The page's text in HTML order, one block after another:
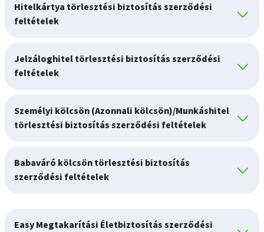
Hitelkártya törlesztési biztosítás szerződési
feltételek
Jelzáloghitel törlesztési biztosítás szerződési
feltételek
Személyi kölcsön (Azonnali kölcsön)/Munkáshitel
törlesztési biztosítás szerződési feltételek
Babaváró kölcsön törlesztési biztosítás
szerződési feltételek
Easy Megtakarítási Életbiztosítás szerződési